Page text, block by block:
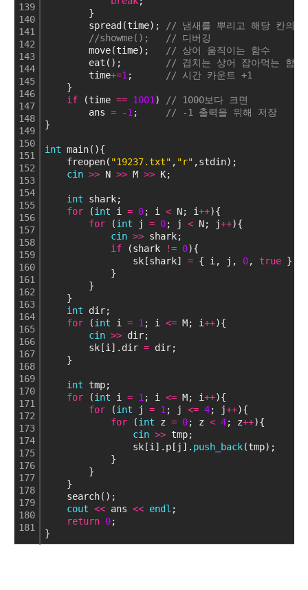
139
140
141
142
143
144
145
146
147
148
149
150
151
152
153
154
155
156
157
158
159
160
161
162
163
164
165
166
167
168
169
170
171
172
173
174
175
176
177
178
179
180
181
}
spread(time);
// 냄새를 뿌리고 해당 칸의
//showme();   // 디버깅
move(time);
// 상어 움직이는 함수
eat();
// 겹치는 상어 잡아먹는 함수
time+=1 ;
// 시간 카운트 +1
}
if (time == 1001 )
// 1000보다 크면
ans = -1 ;
// -1 출력을 위해 저장
}
int main(){
freopen( "19237.txt" , "r" ,stdin);
cin >> N >> M >> K;
int shark;
for (int i = 0; i < N; i++){
for (int j = 0; j < N; j++){
cin >> shark;
if (shark != 0){
sk[shark] = { i, j, 0, true };
}
}
}
int dir;
for (int i = 1 ; i <= M; i++){
cin >> dir;
sk[i].dir = dir;
}
int tmp;
for (int i = 1 ; i <= M; i++){
for (int j = 1 ; j <= 4; j++){
for (int z = 0; z < 4; z++){
cin >> tmp;
sk[i].p[j]. push_back(tmp);
}
}
}
search();
cout << ans << endl ;
return 0;
}